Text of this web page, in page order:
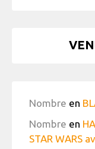
Nombre en
Nombre en
STAR WARS